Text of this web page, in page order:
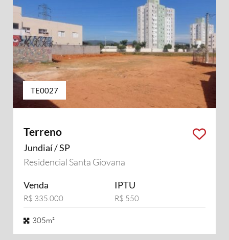
TE0027
Terreno
Jundiaí / SP
Residencial Santa Giovana
Venda
R$ 335.000
IPTU
R$ 550
305m²